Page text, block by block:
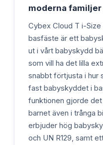
moderna familjer
Cybex Cloud T i-Size
basfäste är ett
ut i vårt babyskydd
som vill ha det lilla
snabbt förtjusta i hur
fast babyskyddet i
funktionen gjorde
barnet även i trånga
erbjuder hög
och UN R129, samt